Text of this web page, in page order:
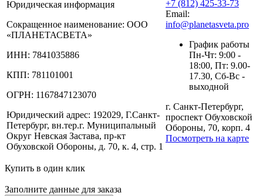
Юридическая информация
Сокращенное наименование: ООО
«ПЛАНЕТАСВЕТА»
ИНН: 7841035886
КПП: 781101001
ОГРН: 1167847123070
Юридический адрес: 192029, Г.Санкт-
Петербург, вн.тер.г. Муниципальный
Округ Невская Застава, пр-кт
Обуховской Обороны, д. 70, к. 4, стр. 1
+7 (812) 425-33-73
Email:
info@planetasveta.pro
График работы
Пн-Чт: 9:00 -
18:00, Пт: 9.00-
17.30, Сб-Вс -
выходной
г. Санкт-Петербург,
проспект Обуховской
Обороны, 70, корп. 4
Посмотреть на карте
Купить в один клик
Заполните данные для заказа